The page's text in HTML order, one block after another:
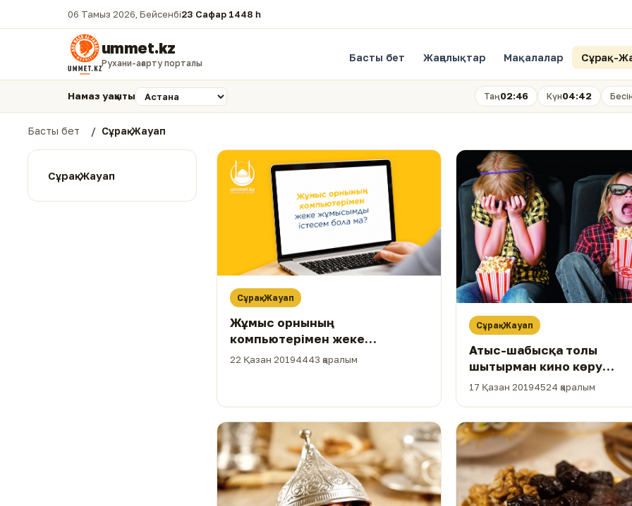
06 Тамыз 2026, Бейсенбі23 Сафар 1448 һ.
ummet.kz
Рухани-ағарту порталы Басты бет Жаңалықтар Мақалалар Сұрақ-
Намаз уақыты Таң02:46 Күн04:42 Бесін
Басты бет Сұрақ-Жауап
Сұрақ-Жауап
Сұрақ-Жауап
Жұмыс орнының
компьютерімен жеке
жұмысымды істесем бола ма?
22 Қазан 20194443 қаралым
Сұрақ-Жауап
Атыс-шабысқа толы
шытырман кино көру
шариғатқа қайшы ма?
17 Қазан 20194524 қаралым